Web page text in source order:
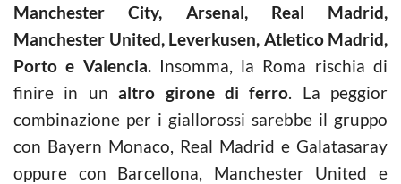
Manchester City, Arsenal, Real Madrid,
Manchester United, Leverkusen, Atletico Madrid,
Porto e Valencia.Insomma, la Roma rischia di
finire in unaltro girone di ferro. La peggior
combinazione per i giallorossi sarebbe il gruppo
con Bayern Monaco, Real Madrid e Galatasaray
oppure con Barcellona, Manchester United e